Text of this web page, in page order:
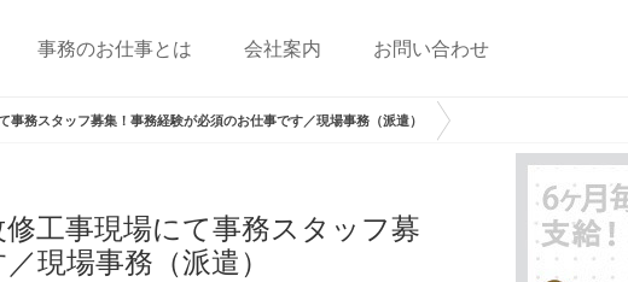
事務のお仕事とは 会社案内 お問い合わせ
事務スタッフ募集！事務経験が必須のお仕事です／現場事務（派遣）
修工事現場にて事務スタッフ募
現場事務（派遣）